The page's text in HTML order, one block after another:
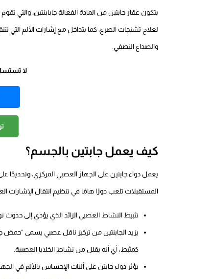
يتكون عقار جابتين من المادة الفعالة جابابنتين، والتي
لعلاج تشنجات الصرع، كما يتداخل مع إشارات الألم التي
والصداع النصفي.
لا
كيف يعمل جابتين بالجسم؟
يعمل دواء جابتين
المستقبلات تلعب دورًا هامًا في تنظيم انتقال الإشارات
تثبيط النشاط العصبي الزائد الذي يؤدي إلى حدوث
كمثبط، أي أنه يقلل من نشاط الخلايا العصبية.
يؤثر دواء جابتن على آليات الإحساس بالألم في